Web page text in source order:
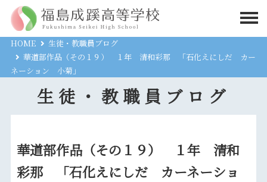
HOME
生徒・教職員ブログ
華道部作品（その１９） １年 清和彩那 「石化えにしだ カー
ネーション 小菊」
生徒・教職員ブログ
華道部作品（その１９） １年 清和
彩那 「石化えにしだ カーネーショ